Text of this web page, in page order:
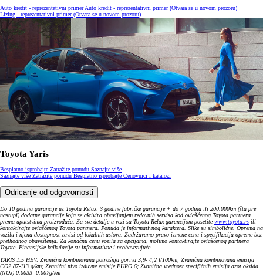
Auto kredit - reprezentativni primerAuto kredit - reprezentativni primer(Otvara se u novom prozoru)
Lizing - reprezentativni primer(Otvara se u novom prozoru)
Toyota Yaris
Besplatno isprobajte Zatražite ponudu Saznajte više
Saznajte više Zatražite ponudu Besplatno isprobajte Cenovnici i katalozi
Odricanje od odgovornosti
Do 10 godina garancije uz Toyota Relax: 3 godine fabričke garancije + do 7 godina ili 200.000km (šta pre
nastupi) dodatne garancije koja se aktivira obavljanjem redovnih servisa kod ovlašćenog Toyota partnera
prema uputstvima proizvođača. Za sve detalje u vezi sa Toyota Relax garancijom posetitewww.toyota.rs ili
kontaktirajte ovlašćenog Toyota partnera.
Ponuda je informativnog karaktera. Slike su simbolične. Oprema na
vozilu i njena dostupnost zavisi od lokalnih uslova. Zadržavamo pravo izmene cena i specifikacija opreme bez
prethodnog obaveštenja. Za konačnu cenu vozila sa opcijama, molimo kontaktirajte ovlašćenog partnera
Toyote. Finansijske kalkulacije su informativne i neobavezujuće.
YARIS 1.5 HEV: Zvanična kombinovana potrošnja goriva 3,9- 4,2 l/100km; Zvanična kombinovana emisija
CO2 87-113 g/km; Zvanični nivo izduvne emisije EURO 6; Zvanična vrednost specifičnih emisija azot oksida
(NOx) 0.0033- 0.007g/km